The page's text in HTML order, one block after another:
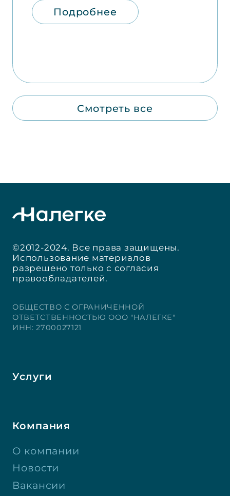
Подробнее
Смотреть все
©2012-2024. Все права защищены.
Использование материалов
разрешено только с согласия
правообладателей.
ОБЩЕСТВО С ОГРАНИЧЕННОЙ
ОТВЕТСТВЕННОСТЬЮ ООО "НАЛЕГКЕ"
ИНН: 2700027121
Услуги
Компания
О компании
Новости
Вакансии